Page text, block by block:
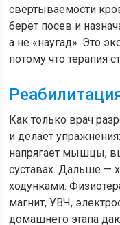
свертываемости
берёт посев и
а не «наугад». Это
потому что терапия
Как только врач
и делает
напрягает мышцы,
суставах. Дальше —
ходунками.
магнит, УВЧ,
домашнего этапа